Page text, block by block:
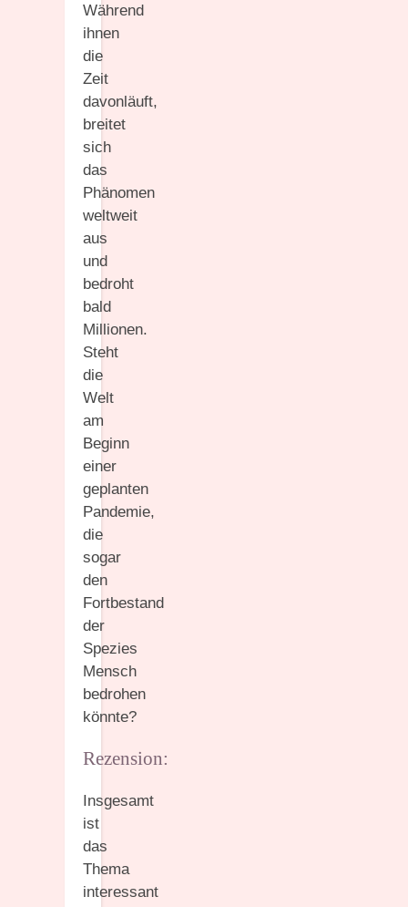
Während
ihnen
die
Zeit
davonläuft,
breitet
sich
das
Phänomen
weltweit
aus
und
bedroht
bald
Millionen.
Steht
die
Welt
am
Beginn
einer
geplanten
Pandemie,
die
sogar
den
Fortbestand
der
Spezies
Mensch
bedrohen
könnte?
Rezension:
Insgesamt
ist
das
Thema
interessant